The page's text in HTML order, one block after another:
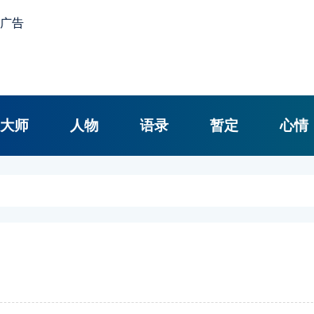
大师 人物 语录 暂定 心情